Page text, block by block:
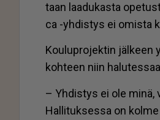
taan laa­du­kas­ta
ca -yh­dis­tys ei omis­ta
Kou­lup­ro­jek­tin jäl­keen
koh­teen niin
– Yh­dis­tys ei ole minä,
Hal­li­tuk­ses­sa on